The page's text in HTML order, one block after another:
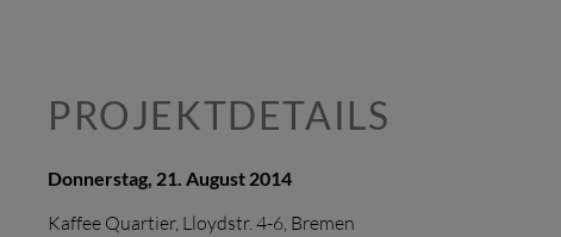
PROJEKTDETAILS
Donnerstag, 21. August 2014
Kaffee Quartier, Lloydstr. 4-6, Bremen